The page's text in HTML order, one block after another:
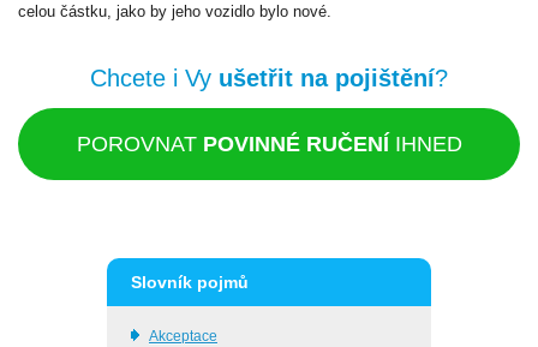
celou částku, jako by jeho vozidlo bylo nové.
Chcete i Vy ušetřit na pojištění?
POROVNAT POVINNÉ RUČENÍ IHNED
Slovník pojmů
Akceptace